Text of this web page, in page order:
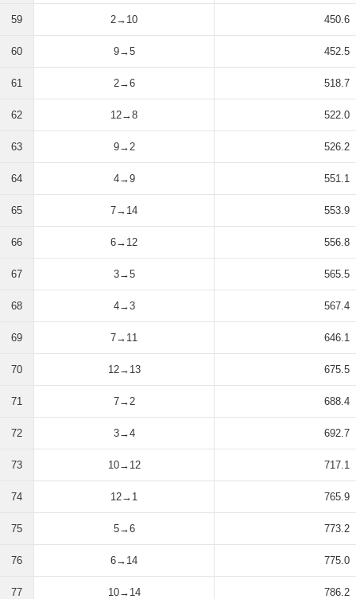
59 2→10 450.6
60 9→5 452.5
61 2→6 518.7
62 12→8 522.0
63 9→2 526.2
64 4→9 551.1
65 7→14 553.9
66 6→12 556.8
67 3→5 565.5
68 4→3 567.4
69 7→11 646.1
70 12→13 675.5
71 7→2 688.4
72 3→4 692.7
73 10→12 717.1
74 12→1 765.9
75 5→6 773.2
76 6→14 775.0
77 10→14 786.2